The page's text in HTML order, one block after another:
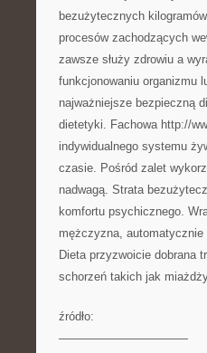
bezużytecznych
procesów zachodzących
zawsze służy zdrowiu a
funkcjonowaniu organizmu
najważniejsze bezpieczną
dietetyki. Fachowa http://
indywidualnego systemu
czasie. Pośród zalet
nadwagą. Strata
komfortu psychicznego.
mężczyzna,
Dieta przyzwoicie dobrana
schorzeń takich jak
źródło:
———————————